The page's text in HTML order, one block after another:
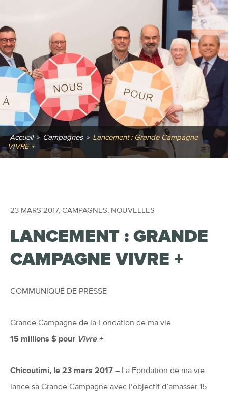
Accueil » Campagnes » Lancement : Grande Campagne
VIVRE +
23 MARS 2017, CAMPAGNES, NOUVELLES
LANCEMENT : GRANDE
CAMPAGNE VIVRE +
COMMUNIQUÉ DE PRESSE
Grande Campagne de la Fondation de ma vie
15 millions $ pour Vivre +
Chicoutimi, le 23 mars 2017 – La Fondation de ma vie
lance sa Grande Campagne avec l’objectif d’amasser 15